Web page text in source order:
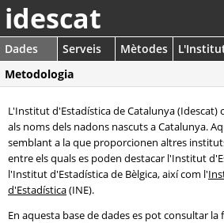
idescat
Dades Serveis Mètodes
Metodologia
L'Institut d'Estadística de Catalunya
als noms dels nadons nascuts a Catalunya.
semblant a la que proporcionen altres
entre els quals es poden destacar l'Institut
l'Institut d'Estadística de Bèlgica, així com l'
d'Estadística(INE).
En aquesta base de dades es pot consultar